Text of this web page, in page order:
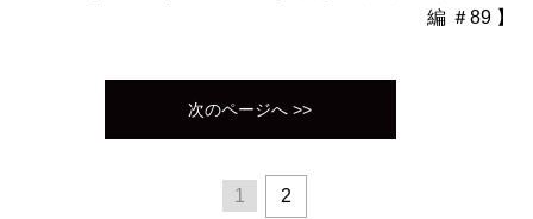
編 ＃89 】
次のページへ >>
1 2